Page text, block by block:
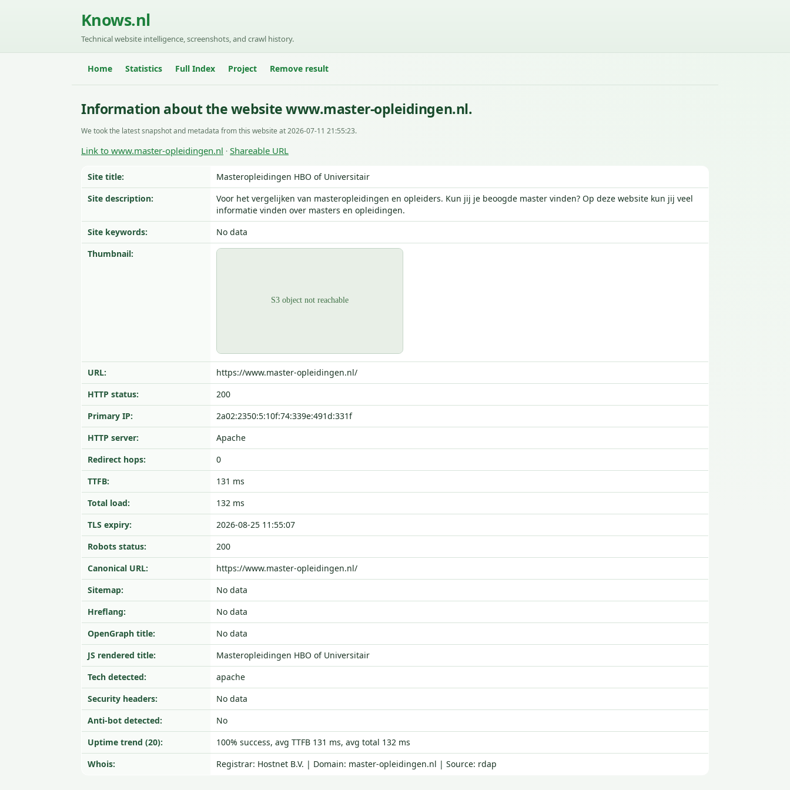
Knows.nl
Technical website intelligence, screenshots, and crawl history.
Home Statistics Full Index Project Remove result
Information about the website www.master-opleidingen.nl.
We took the latest snapshot and metadata from this website at 2026-07-11 21:55:23.
Link to www.master-opleidingen.nl · Shareable URL
Site title:
Masteropleidingen HBO of Universitair
Site description:
Voor het vergelijken van masteropleidingen en opleiders. Kun jij je beoogde master vinden? Op deze website kun jij veel
informatie vinden over masters en opleidingen.
Site keywords:
No data
Thumbnail:
URL:
https://www.master-opleidingen.nl/
HTTP status:
200
Primary IP:
2a02:2350:5:10f:74:339e:491d:331f
HTTP server:
Apache
Redirect hops:
0
TTFB:
131 ms
Total load:
132 ms
TLS expiry:
2026-08-25 11:55:07
Robots status:
200
Canonical URL:
https://www.master-opleidingen.nl/
Sitemap:
No data
Hreflang:
No data
OpenGraph title:
No data
JS rendered title:
Masteropleidingen HBO of Universitair
Tech detected:
apache
Security headers:
No data
Anti-bot detected:
No
Uptime trend (20):
100% success, avg TTFB 131 ms, avg total 132 ms
Whois:
Registrar: Hostnet B.V. | Domain: master-opleidingen.nl | Source: rdap